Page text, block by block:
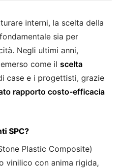
interni, la scelta della
sia per
Negli ultimi anni,
come il scelta
case e i progettisti, grazie
rapporto costo-efficacia
SPC?
Plastic Composite)
vinilico con anima rigida,